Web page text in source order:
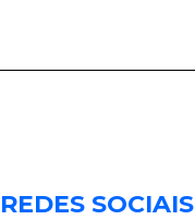
REDES SOCIAIS